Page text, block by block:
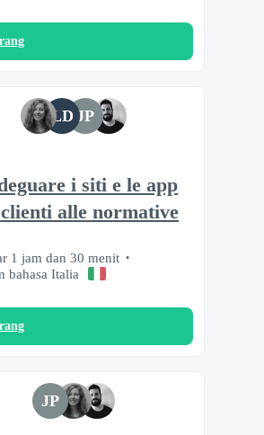
LD JP
i siti e le app
alle normative
1 jam dan 30 menit
bahasa Italia
JP